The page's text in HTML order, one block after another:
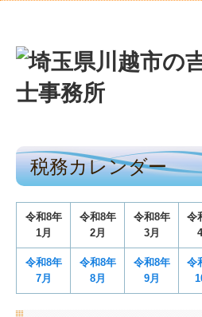
トップページ
TKCシステムQ&A
経営革新等支援機関とは
経営改善オンデマンド講座
経営者お役立ち情報
お知らせ
税務カレンダー
令和8年
1月
令和8年
2月
令和8年
3月
令
令和8年
7月
令和8年
8月
令和8年
9月
令